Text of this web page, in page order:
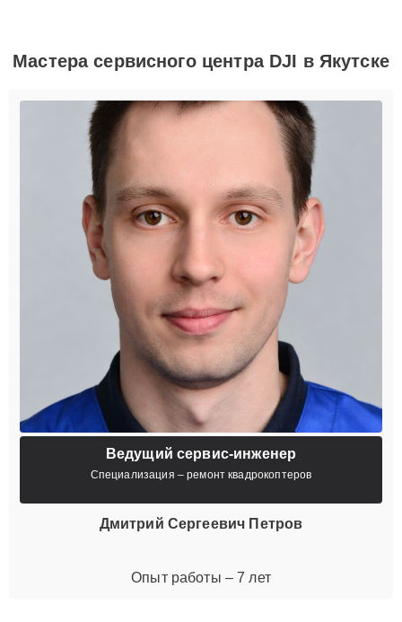
Мастера сервисного центра DJI в Якутске
Ведущий сервис-инженер
Специализация – ремонт квадрокоптеров
Дмитрий Сергеевич Петров
Опыт работы – 7 лет